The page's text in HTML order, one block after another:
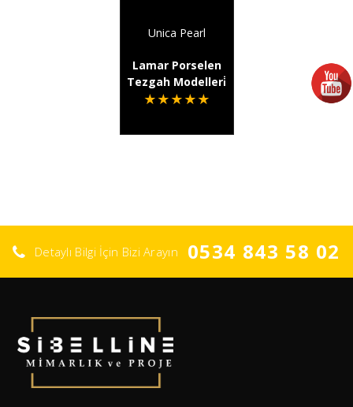
Unica Pearl
Lamar Porselen
Tezgah Modelleri̇
★ ★ ★ ★ ★
Detaylı Bilgi İçin Bizi Arayın 0534 843 58 02